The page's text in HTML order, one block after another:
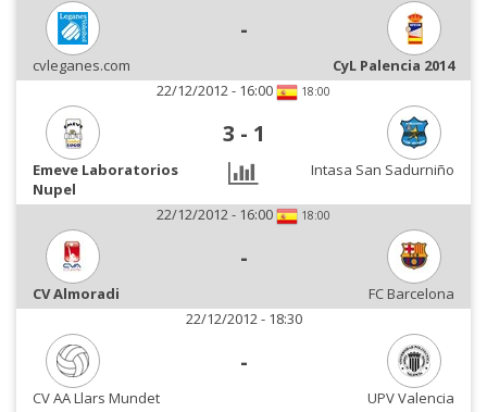
-
cvleganes.com
CyL Palencia 2014
22/12/2012 - 16:00
18:00
3 - 1
Emeve Laboratorios
Nupel
Intasa San Sadurniño
22/12/2012 - 16:00 18:00
-
CV Almoradi
FC Barcelona
22/12/2012 - 18:30
-
CV AA Llars Mundet
UPV Valencia